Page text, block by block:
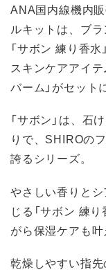
ANA国内線機内
ルキットは、ブラ
「サボン 練り香
スキンケアアイ
バーム」がセット
「サボン」は、
りで、SHIROの
誇るシリーズ。
やさしい香りとシ
じる「サボン 練
がら保湿ケアも叶
乾燥しやすい指